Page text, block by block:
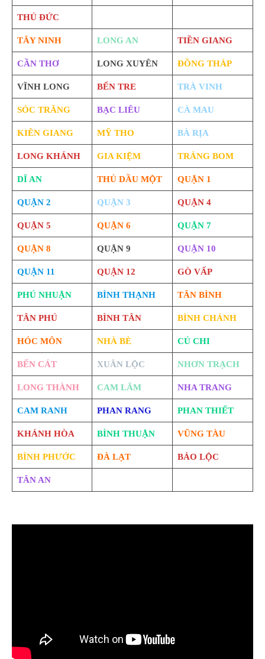
THỦ ĐỨC
TÂY NINH LONG AN TIỀN GIANG
CẦN THƠ LONG XUYÊN ĐỒNG THÁP
VĨNH LONG BẾN TRE TRÀ VINH
SÓC TRĂNG BẠC LIÊU CÀ MAU
KIÊN GIANG MỸ THO BÀ RỊA
LONG KHÁNH GIA KIỆM TRẢNG BOM
DĨ AN THỦ DẦU MỘT QUẬN 1
QUẬN 2 QUẬN 3 QUẬN 4
QUẬN 5 QUẬN 6 QUẬN 7
QUẬN 8 QUẬN 9 QUẬN 10
QUẬN 11 QUẬN 12 GÒ VẤP
PHÚ NHUẬN BÌNH THẠNH TÂN BÌNH
TÂN PHÚ BÌNH TÂN BÌNH CHÁNH
HÓC MÔN NHÀ BÈ CỦ CHI
BẾN CÁT XUÂN LỘC NHƠN TRẠCH
LONG THÀNH CAM LÂM NHA TRANG
CAM RANH PHAN RANG PHAN THIẾT
KHÁNH HÒA BÌNH THUẬN VŨNG TÀU
BÌNH PHƯỚC ĐÀ LẠT BẢO LỘC
TÂN AN